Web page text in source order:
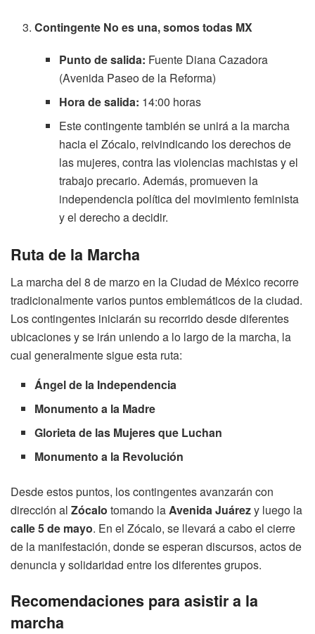
Contingente No es una, somos todas MX
Punto de salida: Fuente Diana Cazadora
(Avenida Paseo de la Reforma)
Hora de salida: 14:00 horas
Este contingente también se unirá a la marcha
hacia el Zócalo, reivindicando los derechos de
las mujeres, contra las violencias machistas y el
trabajo precario. Además, promueven la
independencia política del movimiento feminista
y el derecho a decidir.
Ruta de la Marcha
La marcha del 8 de marzo en la Ciudad de México recorre
tradicionalmente varios puntos emblemáticos de la ciudad.
Los contingentes iniciarán su recorrido desde diferentes
ubicaciones y se irán uniendo a lo largo de la marcha, la
cual generalmente sigue esta ruta:
Ángel de la Independencia
Monumento a la Madre
Glorieta de las Mujeres que Luchan
Monumento a la Revolución
Desde estos puntos, los contingentes avanzarán con
dirección al Zócalo tomando laAvenida Juárezy luego la
calle 5 de mayo. En el Zócalo, se llevará a cabo el cierre
de la manifestación, donde se esperan discursos, actos de
denuncia y solidaridad entre los diferentes grupos.
Recomendaciones para asistir a la
marcha